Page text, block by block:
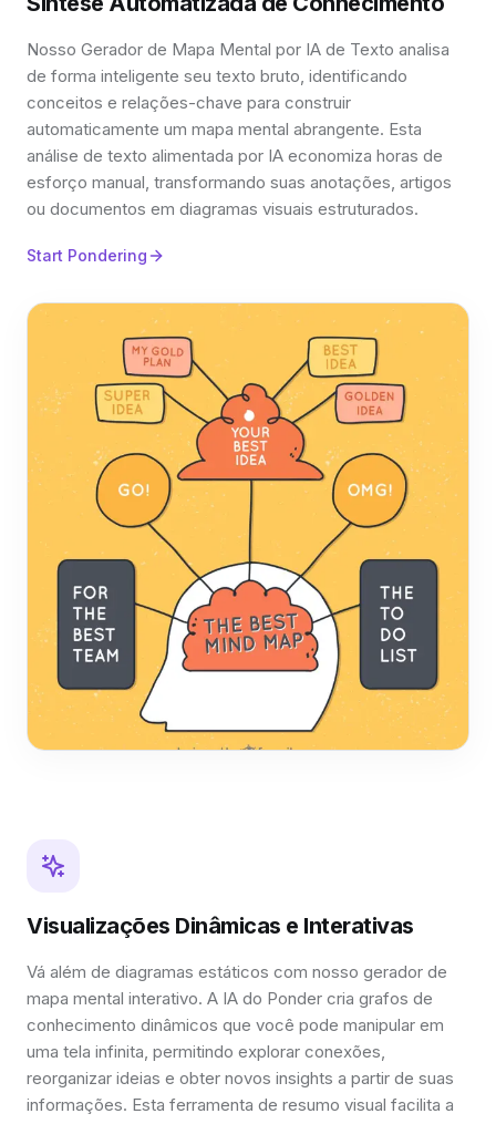
Nosso Gerador de Mapa Mental por IA de Texto analisa
de forma inteligente seu texto bruto, identificando
conceitos e relações-chave para construir
automaticamente um mapa mental abrangente. Esta
análise de texto alimentada por IA economiza horas de
esforço manual, transformando suas anotações, artigos
ou documentos em diagramas visuais estruturados.
Start Pondering
Visualizações Dinâmicas e Interativas
Vá além de diagramas estáticos com nosso gerador de
mapa mental interativo. A IA do Ponder cria grafos de
conhecimento dinâmicos que você pode manipular em
uma tela infinita, permitindo explorar conexões,
reorganizar ideias e obter novos insights a partir de suas
informações. Esta ferramenta de resumo visual facilita a